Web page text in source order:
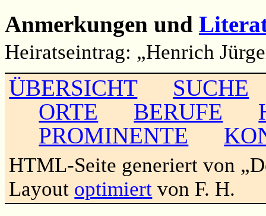
Anmerkungen und
Heiratseintrag: „Henrich
ÜBERSICHT
SUCHE
ORTE
BERUFE
PROMINENTE
HTML-Seite generiert von
Layout optimiert von F. H.